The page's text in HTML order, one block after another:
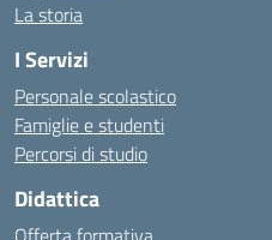
La storia
I Servizi
Personale scolastico
Famiglie e studenti
Percorsi di studio
Didattica